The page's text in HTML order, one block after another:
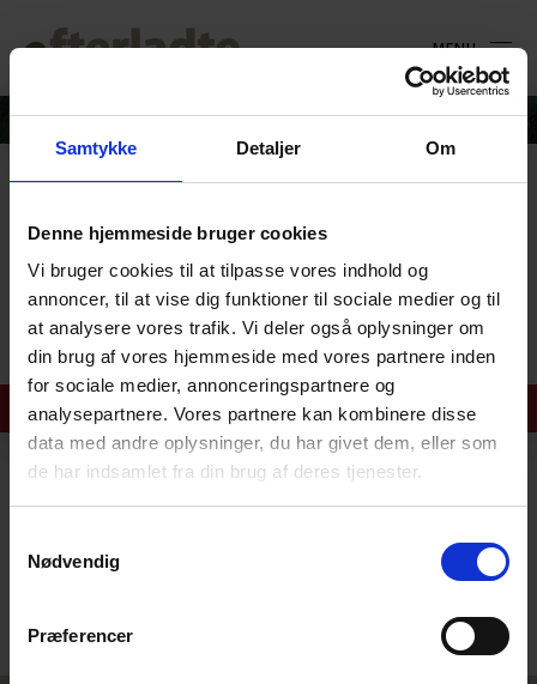
Samtykke Detaljer Om
Denne hjemmeside bruger cookies
Vi bruger cookies til at tilpasse vores indhold og
annoncer, til at vise dig funktioner til sociale medier og til
at analysere vores trafik. Vi deler også oplysninger om
din brug af vores hjemmeside med vores partnere inden
for sociale medier, annonceringspartnere og
analysepartnere. Vores partnere kan kombinere disse
data med andre oplysninger, du har givet dem, eller som
de har indsamlet fra din brug af deres tjenester.
Nødvendig
Præferencer
MENU
Jonas Bisgaard Kristensen
Oversigt over artiklerne af Jonas Bisgaard Kristensen
Kontakt-telefon: 70 27 42 12 -
Ændre samtykke